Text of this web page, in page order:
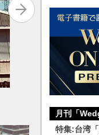
月刊「
特集:台湾